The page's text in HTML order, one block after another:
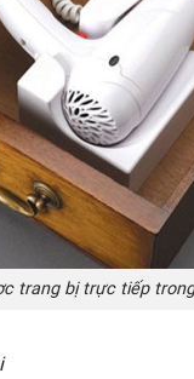
trang bị trực tiếp